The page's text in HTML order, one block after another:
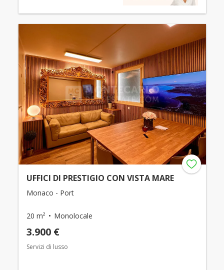
UFFICI DI PRESTIGIO CON VISTA MARE
Monaco - Port
20 m² Monolocale
3.900 €
Servizi di lusso